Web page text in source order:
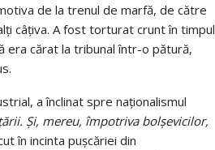
de la trenul de marfă, de către
câțiva. A fost torturat crunt în timpul
era cărat la tribunal într-o pătură,
a înclinat spre naționalismul
Și, mereu, împotriva bolșevicilor,
în incinta pușcăriei din